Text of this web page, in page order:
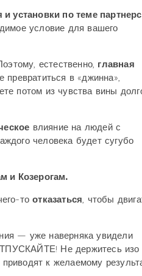
установки по теме
условие для вашего
естественно, главная
в «джинна»,
потом из чувства вины
влияние на людей с
человека будет сугубо
и Козерогам.
тоотказаться, чтобы
— уже наверняка увидели
Не держитесь изо
к желаемому